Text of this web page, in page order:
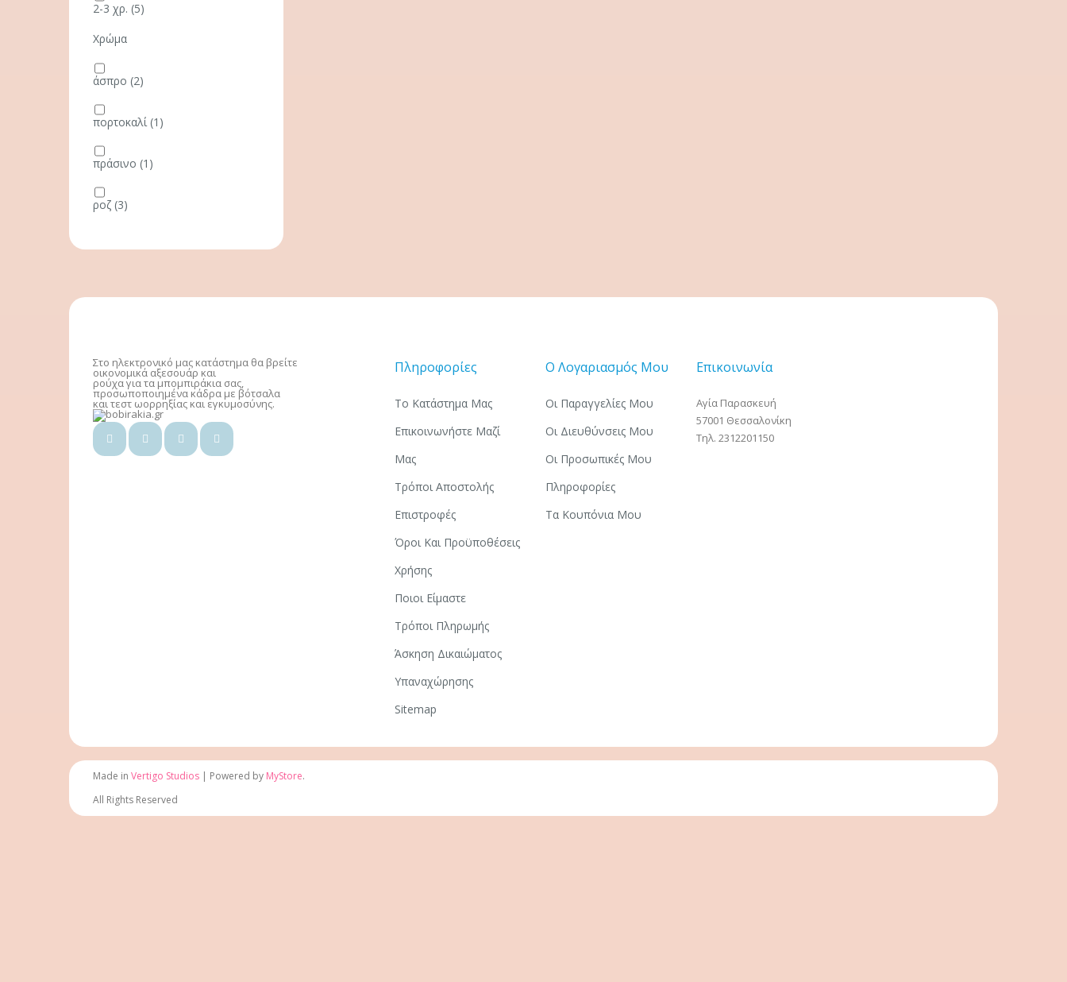
2-3 χρ. (5)
Χρώμα
άσπρο (2)
πορτοκαλί(1)
πράσινο (1)
ροζ (3)
Στο ηλεκτρονικό μας κατάστημα θα βρείτε
οικονομικά αξεσουάρ και
ρούχα για τα μπομπιράκια σας,
προσωποποιημένα κάδρα με βότσαλα
και τεστ ωορρηξίας και εγκυμοσύνης.
Πληροφορίες
Το Κατάστημα Μας
Επικοινωνήστε Μαζί
Μας
Τρόποι Αποστολής
Επιστροφές
Όροι Και Προϋποθέσεις
Χρήσης
Ποιοι Είμαστε
Τρόποι Πληρωμής
Άσκηση Δικαιώματος
Υπαναχώρησης
Sitemap
Ο Λογαριασμός Μου
Οι Παραγγελίες Μου
Οι Διευθύνσεις Μου
Οι Προσωπικές Μου
Πληροφορίες
Τα Κουπόνια Μου
Επικοινωνία
Αγία Παρασκευή
57001 Θεσσαλονίκη
Τηλ. 2312201150
Made in Vertigo Studios | Powered by MyStore.
All Rights Reserved